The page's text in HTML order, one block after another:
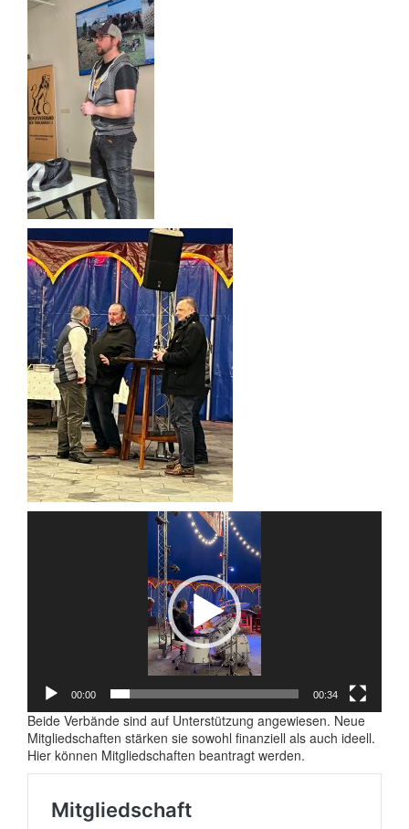
00:00 00:34
Beide Verbände sind auf Unterstützung angewiesen. Neue
Mitgliedschaften stärken sie sowohl finanziell als auch ideell.
Hier können Mitgliedschaften beantragt werden.